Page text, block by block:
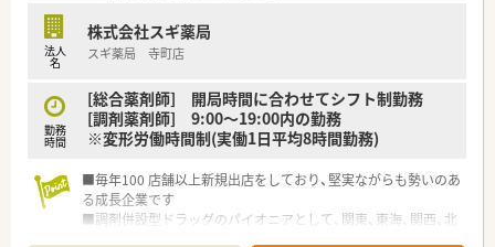
法人
名
株式会社スギ薬局
スギ薬局 寺町店
勤務
時間
[総合薬剤師] 開局時間に合わせてシフト制勤務
[調剤薬剤師] 9:00～19:00内の勤務
※変形労働時間制(実働1日平均8時間勤務)
■毎年100 店舗以上新規出店をしており、堅実ながらも勢いのあ
る成長企業です
■調剤併設型ドラッグのパイオニアとして、関東、東海、関西、北